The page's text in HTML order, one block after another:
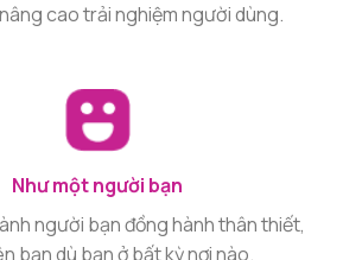
cao trải nghiệm người dùng.
Như một người bạn
người bạn đồng hành thân thiết,
bạn dù bạn ở bất kỳ nơi nào.